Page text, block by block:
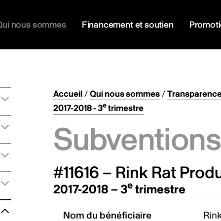
nous sommes Financement et soutien
Accueil/Qui nous sommes/
2017-2018 - 3etrimestre
#11616 – Rink Rat
2017-2018 – 3e trimestre
Nom du bénéficiaire